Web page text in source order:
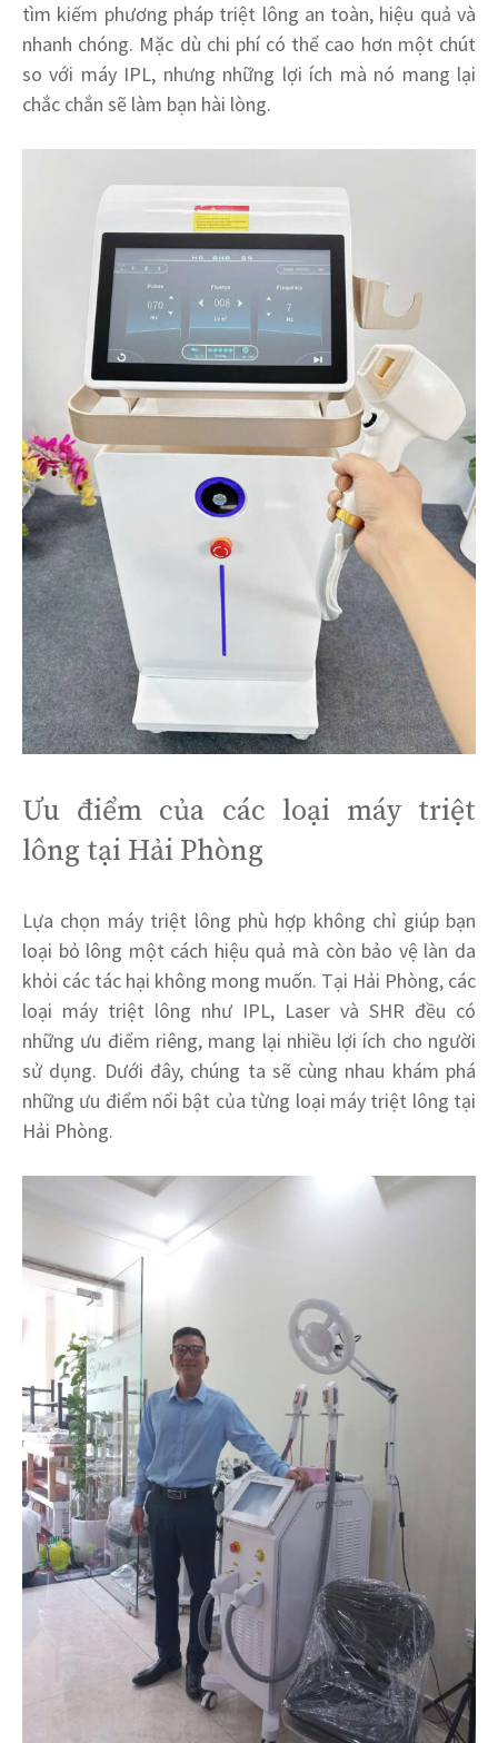
tìm kiếm phương pháp triệt lông an toàn, hiệu quả và
nhanh chóng. Mặc dù chi phí có thể cao hơn một chút
so với máy IPL, nhưng những lợi ích mà nó mang lại
chắc chắn sẽ làm bạn hài lòng.
Ưu điểm của các loại máy triệt
lông tại Hải Phòng
Lựa chọn máy triệt lông phù hợp không chỉ giúp bạn
loại bỏ lông một cách hiệu quả mà còn bảo vệ làn da
khỏi các tác hại không mong muốn. Tại Hải Phòng, các
loại máy triệt lông như IPL, Laser và SHR đều có
những ưu điểm riêng, mang lại nhiều lợi ích cho người
sử dụng. Dưới đây, chúng ta sẽ cùng nhau khám phá
những ưu điểm nổi bật của từng loại máy triệt lông tại
Hải Phòng.